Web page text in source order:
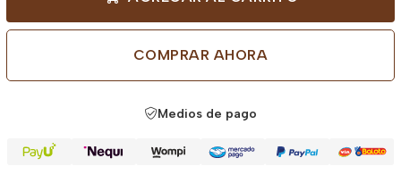
COMPRAR AHORA
Medios de pago